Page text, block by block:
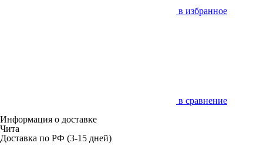
в избранное
в сравнение
Информация о доставке
Чита
Доставка по РФ (3-15 дней)